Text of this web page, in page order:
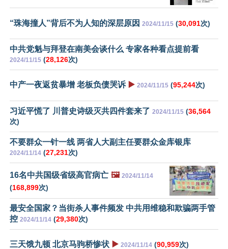
“珠海撞人”背后不为人知的深层原因 2024/11/15 (30,091次)
中共党魁与拜登在南美会谈什么 专家各种看点提前看
2024/11/15 (28,126次)
中产一夜返贫暴增 老板负债哭诉 ▶️ 2024/11/15 (95,244次)
习近平慌了 川普史诗级灭共四件套来了 2024/11/15 (36,564
次)
不要群众一针一线 两省人大副主任要群众金库银库
2024/11/14 (27,231次)
16名中共国级省级高官病亡 🖼️ 2024/11/14
(168,899次)
最安全国家？当街杀人事件频发 中共用维稳和欺骗两手管
控 2024/11/14 (29,380次)
三天饿九顿 北京马驹桥惨状 ▶️ 2024/11/14 (90,959次)